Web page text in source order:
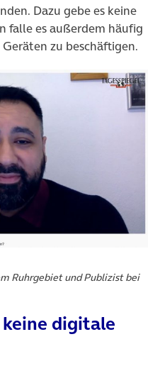
Dazu gebe es keine
falle es außerdem häufig
zu beschäftigen.
Ruhrgebiet und Publizist bei
digitale